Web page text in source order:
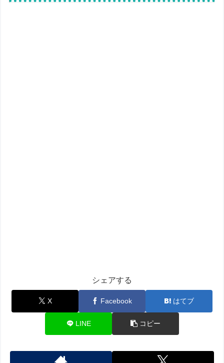
シェアする
X Facebook はてブ
LINE コピー